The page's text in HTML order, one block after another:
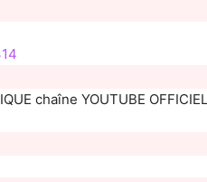
chaîne YOUTUBE